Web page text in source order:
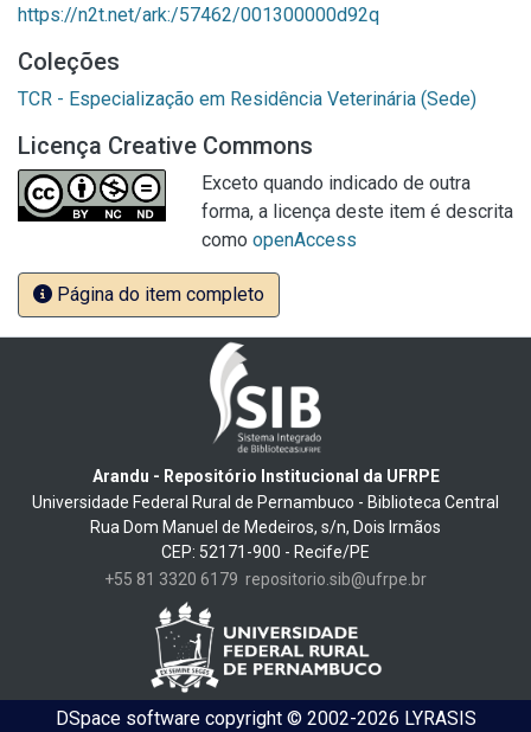
https://n2t.net/ark:/57462/001300000d92q
Coleções
TCR - Especialização em Residência Veterinária (Sede)
Licença Creative Commons
Exceto quando indicado de outra
forma, a licença deste item é descrita
como openAccess
Página do item completo
Arandu - Repositório Institucional da UFRPE
Universidade Federal Rural de Pernambuco - Biblioteca Central
Rua Dom Manuel de Medeiros, s/n, Dois Irmãos
CEP: 52171-900 - Recife/PE
+55 81 3320 6179 repositorio.sib@ufrpe.br
DSpace softwarecopyright © 2002-2026 LYRASIS